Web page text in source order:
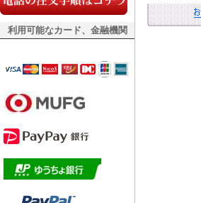
利用可能なカード、金融機関